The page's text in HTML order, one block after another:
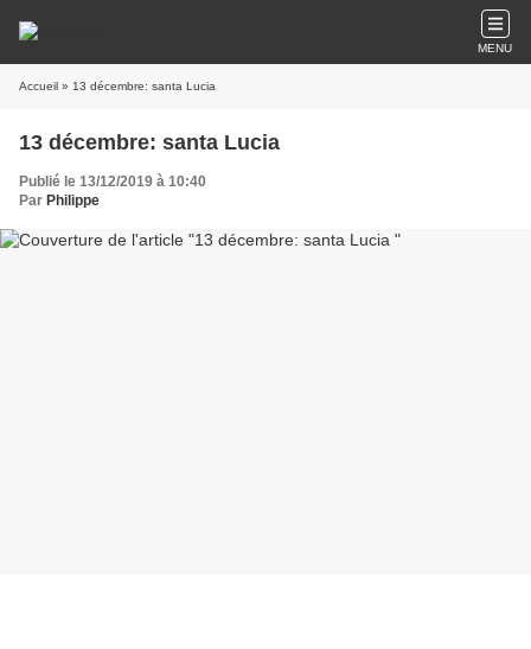
MENU
Accueil » 13 décembre: santa Lucia
13 décembre: santa Lucia
Publié le 13/12/2019 à 10:40
Par Philippe